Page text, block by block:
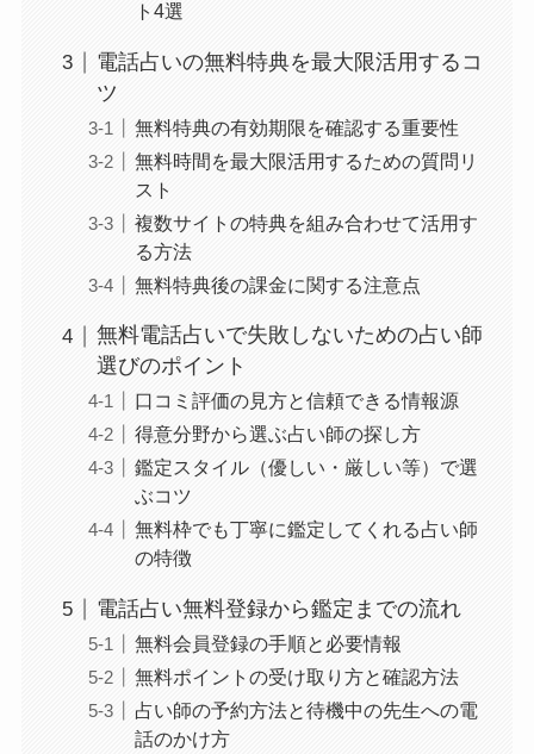
ト4選
電話占いの無料特典を最大限活用するコ
ツ
無料特典の有効期限を確認する重要性
無料時間を最大限活用するための質問リ
スト
複数サイトの特典を組み合わせて活用す
る方法
無料特典後の課金に関する注意点
無料電話占いで失敗しないための占い師
選びのポイント
口コミ評価の見方と信頼できる情報源
得意分野から選ぶ占い師の探し方
鑑定スタイル（優しい・厳しい等）で選
ぶコツ
無料枠でも丁寧に鑑定してくれる占い師
の特徴
電話占い無料登録から鑑定までの流れ
無料会員登録の手順と必要情報
無料ポイントの受け取り方と確認方法
占い師の予約方法と待機中の先生への電
話のかけ方